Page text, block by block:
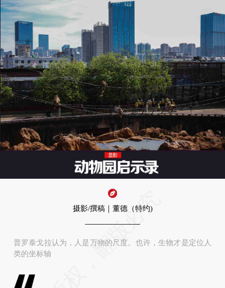
摄影/撰稿｜董德（特约)
普罗泰戈拉认为，人是万物的尺度。也许，生物才是定位人
类的坐标轴